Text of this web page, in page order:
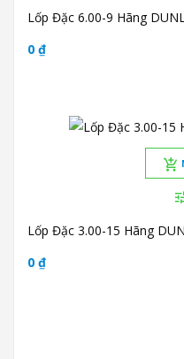
Lốp Đặc 6.00-9 Hãng
0 ₫
Lốp Đặc 3.00-15 Hãng
0 ₫